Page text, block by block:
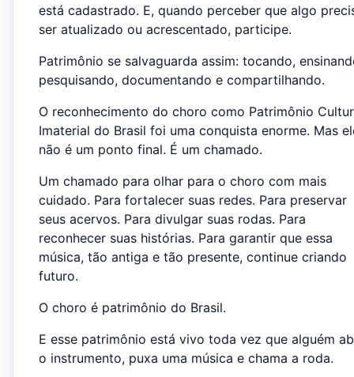
está cadastrado. E, quando perceber que algo
ser atualizado ou acrescentado, participe.
Patrimônio se salvaguarda assim: tocando,
pesquisando, documentando e compartilhando.
O reconhecimento do choro como Patrimônio
Imaterial do Brasil foi uma conquista enorme. Mas
não é um ponto final. É um chamado.
Um chamado para olhar para o choro com mais
cuidado. Para fortalecer suas redes. Para preservar
seus acervos. Para divulgar suas rodas. Para
reconhecer suas histórias. Para garantir que essa
música, tão antiga e tão presente, continue criando
futuro.
O choro é patrimônio do Brasil.
E esse patrimônio está vivo toda vez que alguém
o instrumento, puxa uma música e chama a roda.